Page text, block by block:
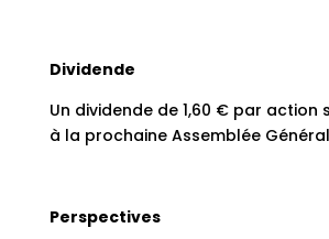
Dividende
Un dividende de 1,60 € par action
à la prochaine Assemblée
Perspectives